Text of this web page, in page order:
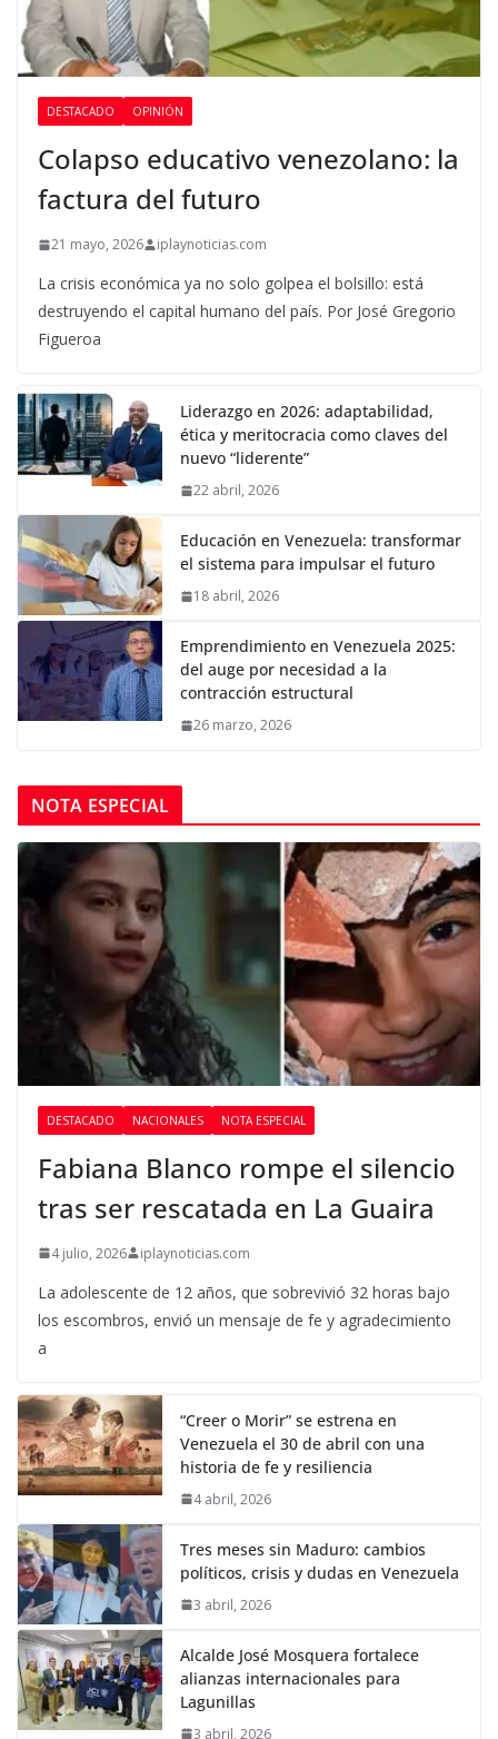
DESTACADO OPINIÓN
Colapso educativo venezolano: la
factura del futuro
21 mayo, 2026 iplaynoticias.com
La crisis económica ya no solo golpea el bolsillo: está
destruyendo el capital humano del país. Por José Gregorio
Figueroa
Liderazgo en 2026: adaptabilidad,
ética y meritocracia como claves del
nuevo “liderente”
22 abril, 2026
Educación en Venezuela: transformar
el sistema para impulsar el futuro
18 abril, 2026
Emprendimiento en Venezuela 2025:
del auge por necesidad a la
contracción estructural
26 marzo, 2026
NOTA ESPECIAL
DESTACADO NACIONALES NOTA ESPECIAL
Fabiana Blanco rompe el silencio
tras ser rescatada en La Guaira
4 julio, 2026 iplaynoticias.com
La adolescente de 12 años, que sobrevivió 32 horas bajo
los escombros, envió un mensaje de fe y agradecimiento
a
“Creer o Morir” se estrena en
Venezuela el 30 de abril con una
historia de fe y resiliencia
4 abril, 2026
Tres meses sin Maduro: cambios
políticos, crisis y dudas en Venezuela
3 abril, 2026
Alcalde José Mosquera fortalece
alianzas internacionales para
Lagunillas
3 abril, 2026